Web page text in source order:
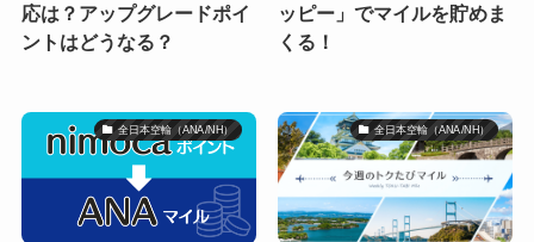
応は？アップグレードポイ
ントはどうなる？
ッピー」でマイルを貯めま
くる！
全日本空輸（ANA/NH） 全日本空輸（ANA/NH）